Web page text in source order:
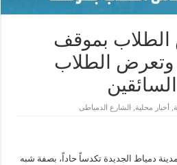
الطلاب بموقف
وتعرض الطلاب
أخبار محلية الشارع الدمياطى
دمياط الجديدة تكدساً حاداً، بصفة شبه